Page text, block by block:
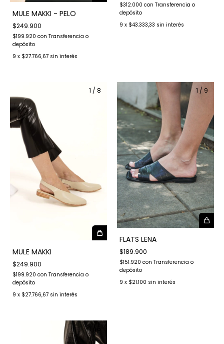
MULE MAKKI - PELO
$249.900
$199.920 con Transferencia o
depósito
9 x $27.766,67 sin interés
$312.000 con Transferencia o
depósito
9 x $43.333,33 sin interés
1 / 8
MULE MAKKI
$249.900
$199.920 con Transferencia o
depósito
9 x $27.766,67 sin interés
1 / 9
FLATS LENA
$189.900
$151.920 con Transferencia o
depósito
9 x $21.100 sin interés
1 /